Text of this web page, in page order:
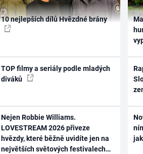
10 nejlepších dílů Hvězdné brány
TOP filmy a seriály podle mladých
diváků
Nejen Robbie Williams.
LOVESTREAM 2026 přiveze
hvězdy, které běžně uvidíte jen na
největších světových festivalech